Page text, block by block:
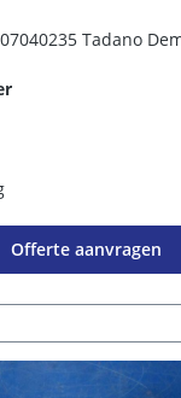
Tadano
Offerte aanvragen